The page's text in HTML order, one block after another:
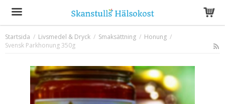
Produkten har blivit tillagd i varukorgen
Startsida / Livsmedel & Dryck / Smaksättning / Honung /
Svensk Parkhonung 350g